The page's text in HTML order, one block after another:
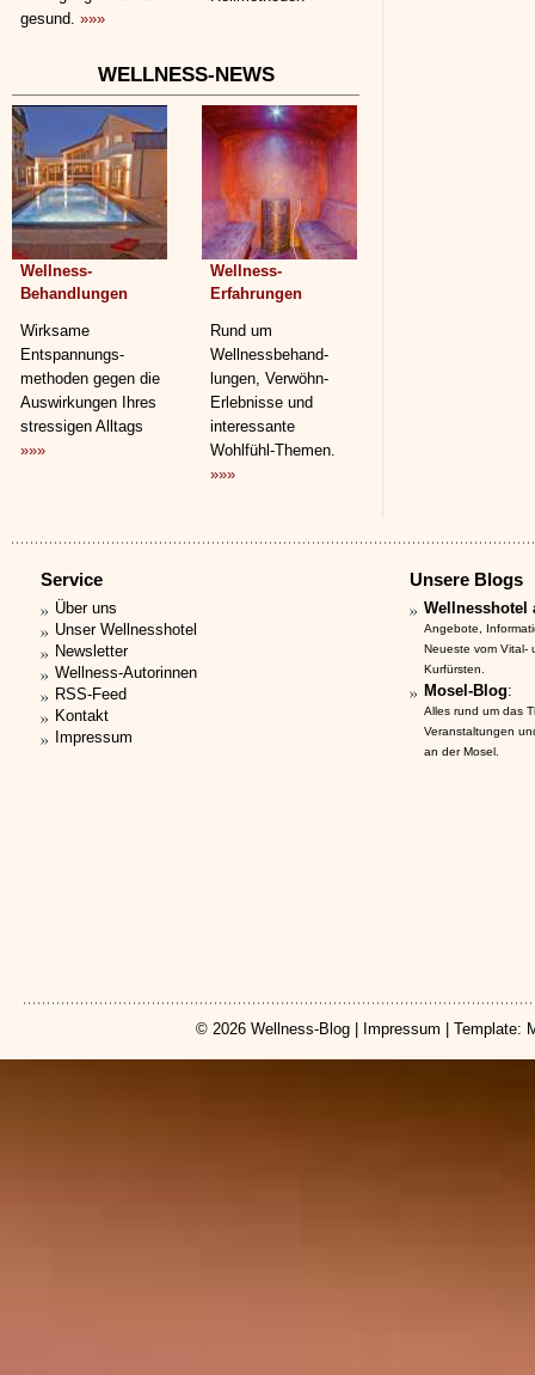
gesund. »»»
WELLNESS-NEWS
Wellness-
Behandlungen
Wirksame
Entspannungs­
methoden gegen die
Auswirkungen Ihres
stressigen Alltags
»»»
Wellness-
Erfahrungen
Rund um
Wellnessbehand­
lungen, Verwöhn-
Erlebnisse und
interessante
Wohlfühl-Themen.
»»»
Service
Über uns
Unser Wellnesshotel
Newsletter
Wellness-Autorinnen
RSS-Feed
Kontakt
Impressum
Unsere Blogs
Wellnesshotel
Angebote,
Neueste vom Vital-
Kurfürsten.
Mosel-Blog:
Alles rund um das
Veranstaltungen
an der Mosel.
© 2026 Wellness-Blog Impressum | Template: